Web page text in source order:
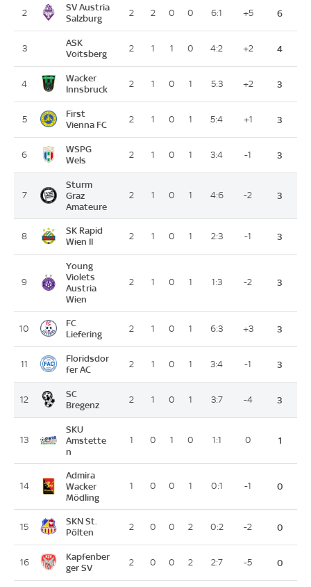
2
SV Austria
Salzburg
2 2 0 0 6:1 +5 6
3
ASK
Voitsberg
2 1 1 0 4:2 +2 4
4
Wacker
Innsbruck
2 1 0 1 5:3 +2 3
5
First
Vienna FC
2 1 0 1 5:4 +1 3
6
WSPG
Wels
2 1 0 1 3:4 -1 3
7
Sturm
Graz
Amateure
2 1 0 1 4:6 -2 3
8
SK Rapid
Wien II
2 1 0 1 2:3 -1 3
9
Young
Violets
Austria
Wien
2 1 0 1 1:3 -2 3
10
FC
Liefering
2 1 0 1 6:3 +3 3
11
Floridsdor
fer AC
2 1 0 1 3:4 -1 3
12
SC
Bregenz
2 1 0 1 3:7 -4 3
13
SKU
Amstette
n
1 0 1 0 1:1 0 1
14
Admira
Wacker
Mödling
1 0 0 1 0:1 -1 0
15
SKN St.
Pölten
2 0 0 2 0:2 -2 0
16
Kapfenber
ger SV
2 0 0 2 2:7 -5 0